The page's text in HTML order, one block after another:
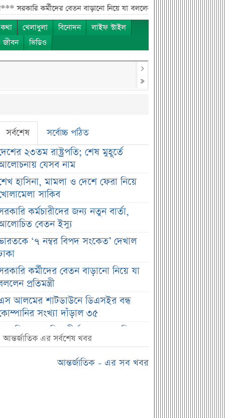
কর্মীদের বেতন বাড়ানো নিয়ে যা বললেন প্রতিমন্ত্রী***
খেলাধুলা বিনোদন
লাইফ স্টাইল
জীবন ভিডিও
সর্বশেষ সর্বোচ্চ পঠিত
২৩তম রাষ্ট্রপতি; শেষ মুহূর্তে
যেসব নাম
হাসিনা, মামলা ও দেশে ফেরা নিয়ে
সাকিব
কর্মচারীদের জন্য নতুন বার্তা,
বেতন ইস্যু
‘৭ নম্বর বিপদ সংকেত’ দেখাল
কর্মীদের বেতন বাড়ানো নিয়ে যা
প্রতিমন্ত্রী
আলমের শাটডাউনে ডিএসইর বন্ধ
সংখ্যা দাঁড়াল ৩৫
সাপ্তাহিক দর বৃদ্ধির শীর্ষ ১০ কোম্পানি
দর পতনের শীর্ষ ১০ কোম্পানি
সাপ্তাহিক লেনদেনের শীর্ষ ১০ কোম্পানি
আন্তর্জাতিক এর সর্বশেষ খবর
আন্তর্জাতিক - এর সব খবর